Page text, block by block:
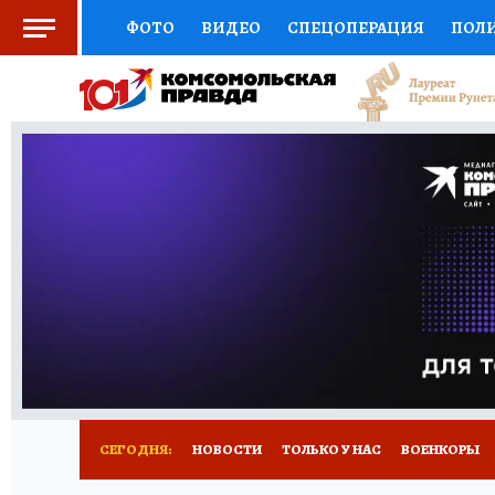
ФОТО ВИДЕО СПЕЦОПЕРАЦИЯ
СОЦПОДДЕРЖКА НАУКА СПОРТ
ВЫБОР ЭКСПЕРТОВ ДОКТОР
ПРОГНОЗЫ НА СПОРТ
НОВОЕ
СЕГОДНЯ: НОВОСТИ ТОЛЬКО У НАС ВОЕНКОРЫ